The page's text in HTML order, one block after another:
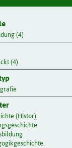
(4)
(4)
(Histor)